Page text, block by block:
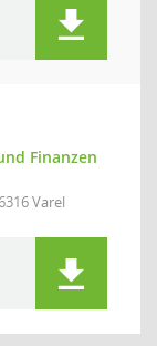
Finanzen
Varel